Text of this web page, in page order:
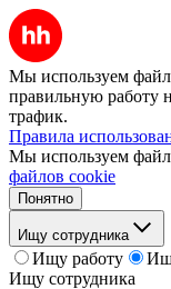
Мы используем
правильную работу
трафик.
Правила
Мы используем
файлов cookie
Понятно
Ищу сотрудника
Ищу работу
Ищу сотрудника